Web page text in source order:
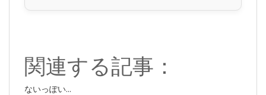
関連する記事：
ないっぽい...